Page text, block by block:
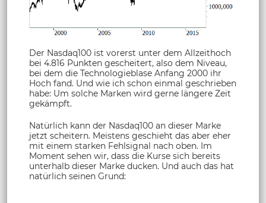
Der Nasdaq100 ist vorerst unter dem Allzeithoch
bei 4.816 Punkten gescheitert, also dem Niveau,
bei dem die Technologieblase Anfang 2000 ihr
Hoch fand. Und wie ich schon einmal geschrieben
habe: Um solche Marken wird gerne längere Zeit
gekämpft.
Natürlich kann der Nasdaq100 an dieser Marke
jetzt scheitern. Meistens geschieht das aber eher
mit einem starken Fehlsignal nach oben. Im
Moment sehen wir, dass die Kurse sich bereits
unterhalb dieser Marke ducken. Und auch das hat
natürlich seinen Grund: